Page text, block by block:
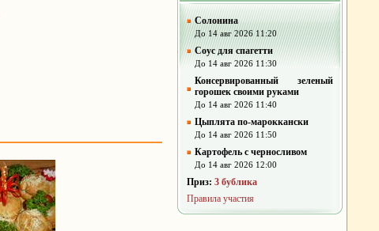
Солонина
До 14 авг 2026 11:20
Соус для спагетти
До 14 авг 2026 11:30
Консервированный зеленый
горошек своими руками
До 14 авг 2026 11:40
Цыплята по-мароккански
До 14 авг 2026 11:50
Картофель с черносливом
До 14 авг 2026 12:00
Приз: 3 бублика
Правила участия